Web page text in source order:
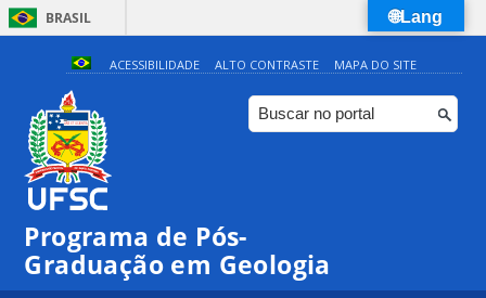
BRASIL
Simplifique!
Comunica BR
Participe
ACESSIBILIDADE ALTO CONTRASTE MAPA DO SITE
Programa de Pós-
Graduação em Geologia
🌐Lang